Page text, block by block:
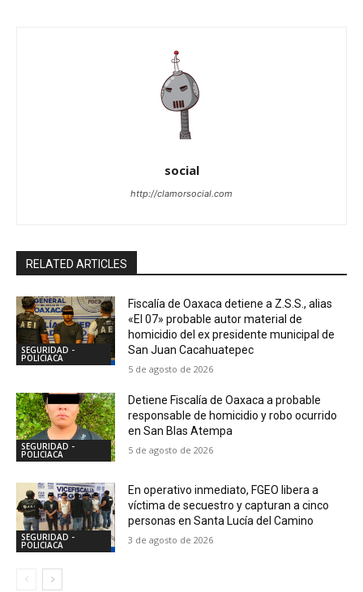
social
http://clamorsocial.com
RELATED ARTICLES
SEGURIDAD -
POLICIACA
Fiscalía de Oaxaca detiene a Z.S.S., alias
«El 07» probable autor material de
homicidio del ex presidente municipal de
San Juan Cacahuatepec
5 de agosto de 2026
SEGURIDAD -
POLICIACA
Detiene Fiscalía de Oaxaca a probable
responsable de homicidio y robo ocurrido
en San Blas Atempa
5 de agosto de 2026
SEGURIDAD -
POLICIACA
En operativo inmediato, FGEO libera a
víctima de secuestro y capturan a cinco
personas en Santa Lucía del Camino
3 de agosto de 2026